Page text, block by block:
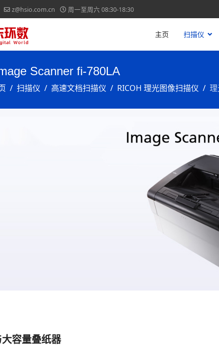
z@hsio.com.cn 周一至周六 08:30-18:30
主页 扫描仪
Scanner fi-780LA
扫描仪 高速文档扫描仪 RICOH 理光图像扫描仪
容量叠纸器